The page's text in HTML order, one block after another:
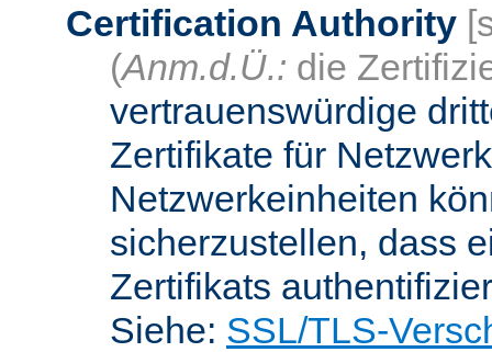
Certification Authority
(Anm.d.Ü.: die
vertrauenswürdige
Zertifikate für
Netzwerkeinheiten
sicherzustellen, dass
Zertifikats
Siehe: SSL/TLS-